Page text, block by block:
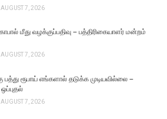
AUGUST 7, 2026
மீது வழக்குப்பதிவு – பத்திரிகையாளர் மன்றம்
AUGUST 7, 2026
பத்து ரூபாய் எங்களால் தடுக்க முடியவில்லை –
AUGUST 7, 2026